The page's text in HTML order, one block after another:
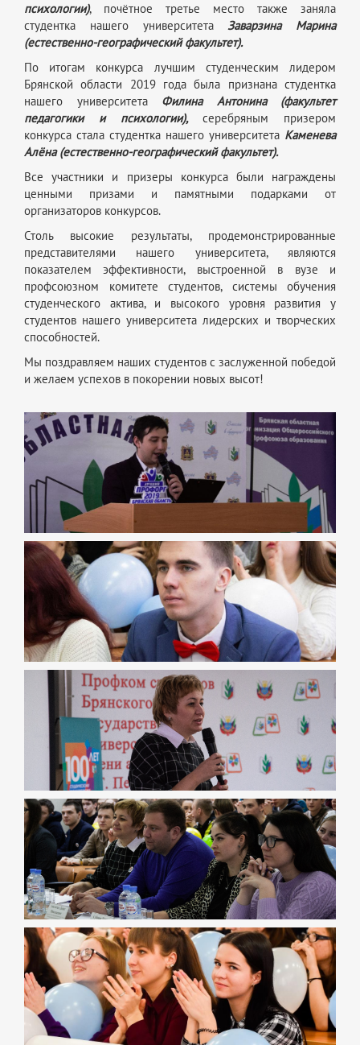
психологии), почётное третье место также заняла
студентка нашего университетаЗаварзина Марина
(естественно-географический факультет).
По итогам конкурса лучшим студенческим лидером
Брянской области 2019 года была признана студентка
нашего университета Филина Антонина (факультет
педагогики и психологии),серебряным призером
конкурса стала студентка нашего университета Каменева
Алёна (естественно-географический факультет).
Все участники и призеры конкурса были награждены
ценными призами и памятными подарками от
организаторов конкурсов.
Столь высокие результаты, продемонстрированные
представителями нашего университета, являются
показателем эффективности, выстроенной в вузе и
профсоюзном комитете студентов, системы обучения
студенческого актива, и высокого уровня развития у
студентов нашего университета лидерских и творческих
способностей.
Мы поздравляем наших студентов с заслуженной победой
и желаем успехов в покорении новых высот!